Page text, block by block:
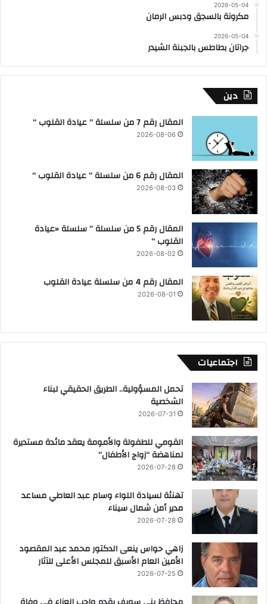
2026-05-04
مكرونة بالسجق ودبس الرمان
2026-05-04
جراتان بطاطس بالجبنة الشيدر
دين
المقال رقم 7 من سلسلة ” عيادة القلوب “
2026-08-06
المقال رقم 6 من سلسلة ” عيادة القلوب “
2026-08-03
المقال رقم 5 من سلسلة ” سلسلة «عيادة
القلوب “
2026-08-02
المقال رقم 4 من سلسلة عيادة القلوب
2026-08-01
اجتماعيات
تحمل المسؤولية.. الطريق الحقيقي لبناء
الشخصية
2026-07-31
القومي للطفولة والأمومة يعقد مائدة مستديرة
لمناهضة “زواج الأطفال”
2026-07-28
تهنئة لسيادة اللواء وسام عبد العاطي مساعد
مدير أمن شمال سيناء
2026-07-28
زاهي حواس ينعى الدكتور محمد عبد المقصود
الأمين العام الأسبق للمجلس الأعلى للآثار
2026-07-25